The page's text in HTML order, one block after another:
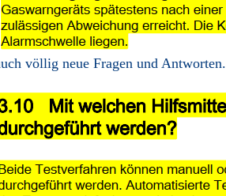
völlig neue Fragen und Antworten.